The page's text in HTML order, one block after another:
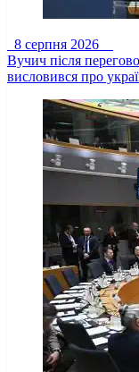
8 серпня 2026
Вучич після
висловився про